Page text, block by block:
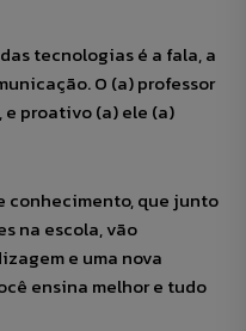
tecnologias é a fala, a
O (a) professor
proativo (a) ele (a)
conhecimento, que junto
na escola, vão
e uma nova
ensina melhor e tudo